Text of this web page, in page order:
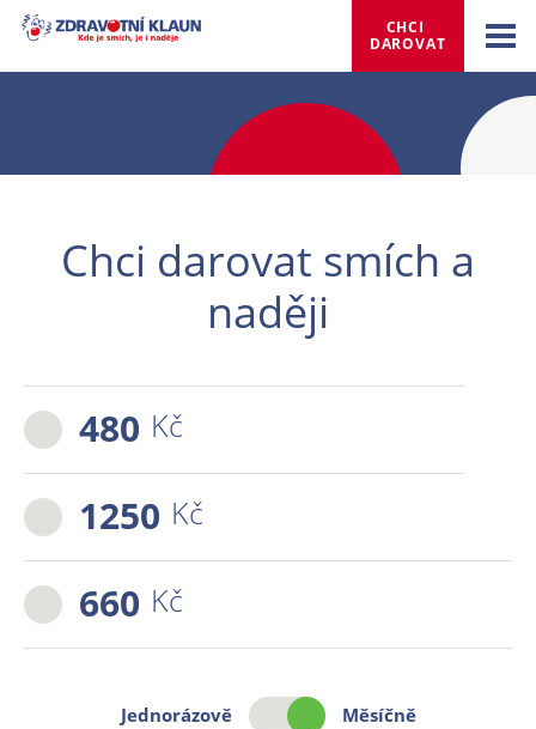
CHCI
DAROVAT
Chci darovat smích a
naději
480 Kč
1250 Kč
660 Kč
Jednorázově Měsíčně